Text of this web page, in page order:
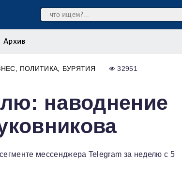
Архив
ПОЛИТИКА БУРЯТИЯ
32951
наводнение
мессенджера Telegram за неделю с 5